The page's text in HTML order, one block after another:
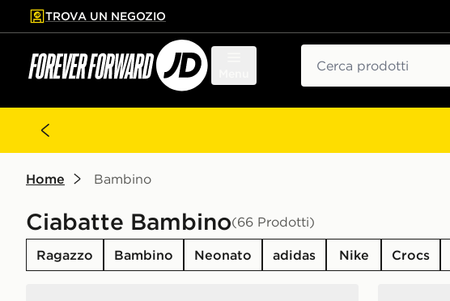
contenuto principale
a fondo pagina
TROVA UN NEGOZIO
Home Bambino
Ciabatte Bambino(66 Prodotti)
Ragazzo Bambino Neonato adidas Nike Crocs